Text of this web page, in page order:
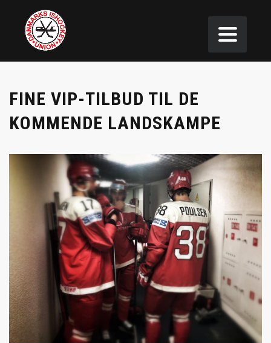
FINE VIP-TILBUD TIL DE
KOMMENDE LANDSKAMPE